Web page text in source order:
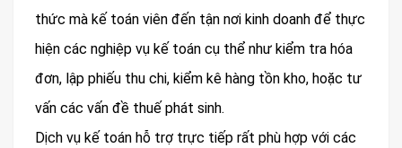
thức mà kế toán viên đến tận nơi kinh doanh để thực
hiện các nghiệp vụ kế toán cụ thể như kiểm tra hóa
đơn, lập phiếu thu chi, kiểm kê hàng tồn kho, hoặc tư
vấn các vấn đề thuế phát sinh.
Dịch vụ kế toán hỗ trợ trực tiếp rất phù hợp với các